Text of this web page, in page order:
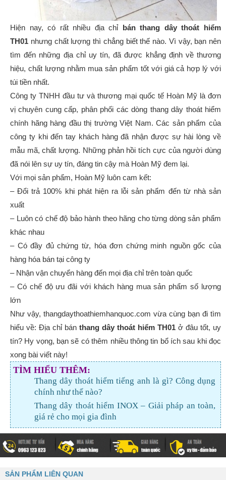
Hiện nay, có rất nhiều địa chỉ bán thang dây thoát hiểm
TH01 nhưng chất lượng thì chẳng biết thế nào. Vì vậy, bạn nên
tìm đến những địa chỉ uy tín, đã được khẳng định về thương
hiệu, chất lượng nhằm mua sản phẩm tốt với giá cả hợp lý với
túi tiền nhất.
Công ty TNHH đầu tư và thương mại quốc tế Hoàn Mỹ là đơn
vị chuyên cung cấp, phân phối các dòng thang dây thoát hiểm
chính hãng hàng đầu thị trường Việt Nam. Các sản phẩm của
công ty khi đến tay khách hàng đã nhận được sự hài lòng về
mẫu mã, chất lượng. Những phản hồi tích cực của người dùng
đã nói lên sự uy tín, đáng tin cậy mà Hoàn Mỹ đem lại.
Với mọi sản phẩm, Hoàn Mỹ luôn cam kết:
– Đổi trả 100% khi phát hiện ra lỗi sản phẩm đến từ nhà sản
xuất
– Luôn có chế độ bảo hành theo hãng cho từng dòng sản phẩm
khác nhau
– Có đầy đủ chứng từ, hóa đơn chứng minh nguồn gốc của
hàng hóa bán tại công ty
– Nhận vận chuyển hàng đến mọi địa chỉ trên toàn quốc
– Có chế độ ưu đãi với khách hàng mua sản phẩm số lượng
lớn
Như vậy, thangdaythoathiemhanquoc.com vừa cùng bạn đi tìm
hiểu về: Địa chỉ bán thang dây thoát hiểm TH01 ở đâu tốt, uy
tín? Hy vọng, bạn sẽ có thêm nhiều thông tin bổ ích sau khi đọc
xong bài viết này!
TÌM HIỂU THÊM:
Thang dây thoát hiểm tiếng anh là gì? Công dụng
chính như thế nào?
Thang dây thoát hiểm INOX – Giải pháp an toàn,
giá rẻ cho mọi gia đình
SẢN PHẨM LIÊN QUAN